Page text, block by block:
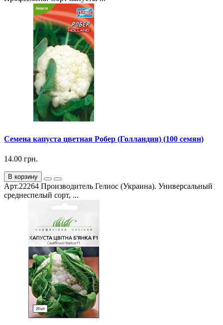
Семена капуста цветная Робер (Голландия) (100 семян)
14.00 грн.
В корзину
Арт.22264 Производитель Гелиос (Украина). Универсальный
среднеспелый сорт, ...